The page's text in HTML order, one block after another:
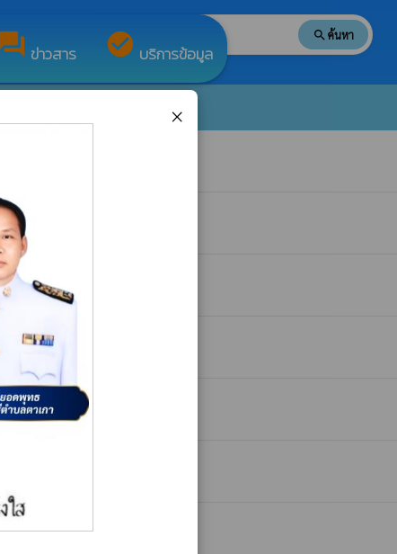
forum ข่าวสาร check_circle บริการข้อมูล
search search ค้นหา
- 31 มีนาคม 2566 )
×